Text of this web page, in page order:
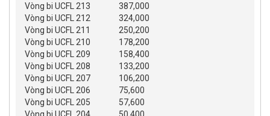
Vòng bi UCFL 213
387,000
Vòng bi UCFL 212
324,000
Vòng bi UCFL 211
250,200
Vòng bi UCFL 210
178,200
Vòng bi UCFL 209
158,400
Vòng bi UCFL 208
133,200
Vòng bi UCFL 207
106,200
Vòng bi UCFL 206
75,600
Vòng bi UCFL 205
57,600